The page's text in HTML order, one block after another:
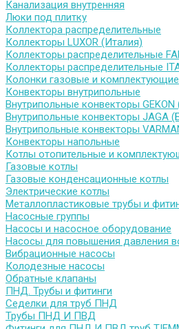
Канализация внутренняя
Люки под плитку
Коллектора распределительные
Коллекторы LUXOR (Италия)
Коллекторы распределительные
Коллекторы распределительные
Колонки газовые и комплектующие
Конвекторы внутрипольные
Внутрипольные конвекторы GEKON
Внутрипольные конвекторы JAGA
Внутрипольные конвекторы
Конвекторы напольные
Котлы отопительные и
Газовые котлы
Газовые конденсационные котлы
Электрические котлы
Металлопластиковые трубы и
Насосные группы
Насосы и насосное оборудование
Насосы для повышения давления
Вибрационные насосы
Колодезные насосы
Обратные клапаны
ПНД. Трубы и фитинги
Седелки для труб ПНД
Трубы ПНД И ПВД